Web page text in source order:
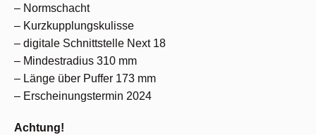
– Normschacht
– Kurzkupplungskulisse
– digitale Schnittstelle Next 18
– Mindestradius 310 mm
– Länge über Puffer 173 mm
– Erscheinungstermin 2024
Achtung!